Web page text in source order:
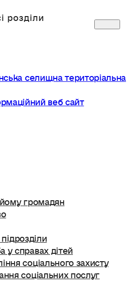
селищна територіальна
веб сайт
громадян
у справах дітей
соціального захисту
соціальних послуг